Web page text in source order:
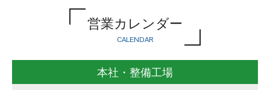
■GW休業日のお知らせ■
（4月28日（月）は社内行事のためどちらの店舗も
の営業とさせていただきます。）
4月29日（水）、5月3日（日）～6日（水）
※4月30日（木）～５月２日（土）は通常通り営業
営業カレンダー
CALENDAR
本社・整備工場